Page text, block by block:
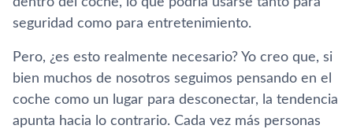
seguridad como para entretenimiento​.
Pero, ¿es esto realmente necesario? Yo creo que, si
bien muchos de nosotros seguimos pensando en el
coche como un lugar para desconectar, la tendencia
apunta hacia lo contrario. Cada vez más personas